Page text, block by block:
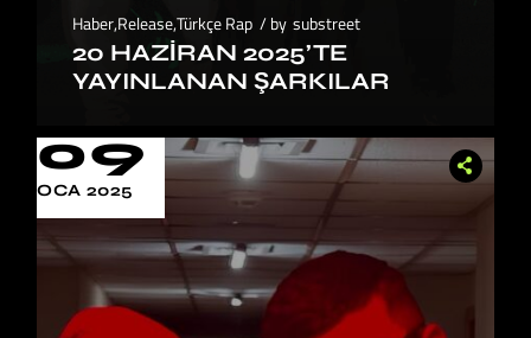
Haber,Release,Türkçe Rap by substreet
20 HAZIRAN 2025’TE
YAYINLANAN ŞARKILAR
09
OCA 2025